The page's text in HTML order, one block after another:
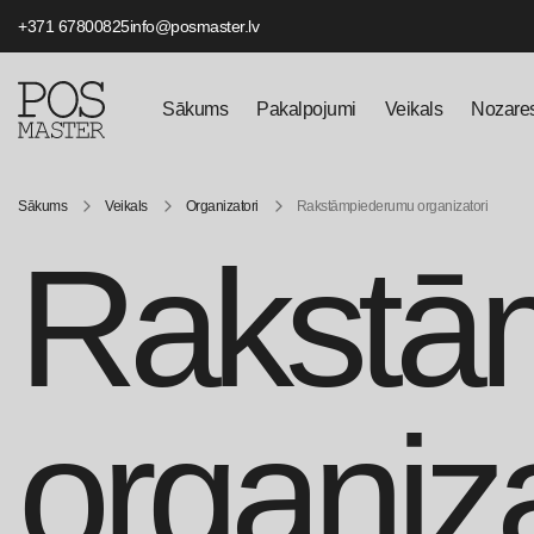
+371 67800825info@posmaster.lv
Sākums Pakalpojumi Veikals
Sākums Veikals Organizatori Rakstāmpiederumu organizatori